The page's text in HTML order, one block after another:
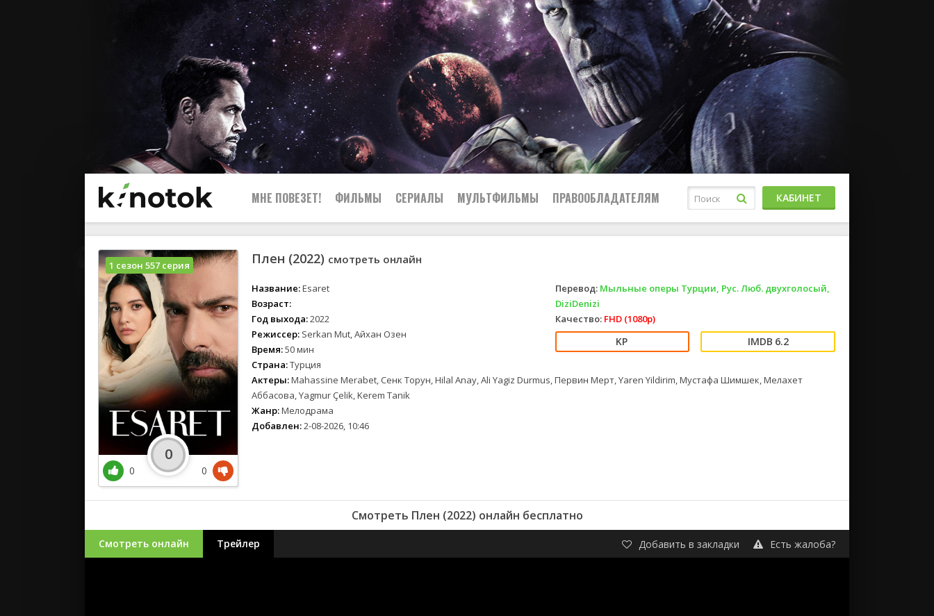
МНЕ ПОВЕЗЕТ! ФИЛЬМЫ СЕРИАЛЫ МУЛЬТФИЛЬМЫ ПРАВООБЛАДАТЕЛЯМ КАБИНЕТ
Плен (2022) смотреть онлайн
Название:Esaret
Возраст:
Год выхода:2022
Режиссер: Serkan Mut, Айхан Озен
Время:50 мин
Страна:Турция
Перевод: Мыльные оперы Турции, Рус. Люб. двухголосый,
DiziDenizi
Качество: FHD (1080p)
6.2
Актеры:Mahassine Merabet, Сенк Торун, Hilal Anay, Ali Yagiz Durmus, Первин Мерт, Yaren Yildirim, Мустафа Шимшек, Мелахет
Аббасова, Yagmur Çelik, Kerem Tanik
Жанр:Мелодрама
Добавлен:2-08-2026, 10:46
1 сезон 557 серия
0
0
0
Смотреть Плен (2022) онлайн бесплатно
Смотреть онлайн Трейлер Добавить в закладки Есть жалоба?